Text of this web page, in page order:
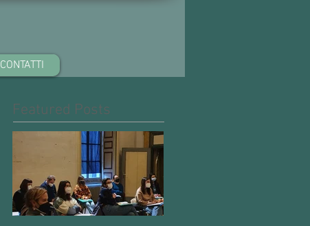
CONTATTI
Featured Posts